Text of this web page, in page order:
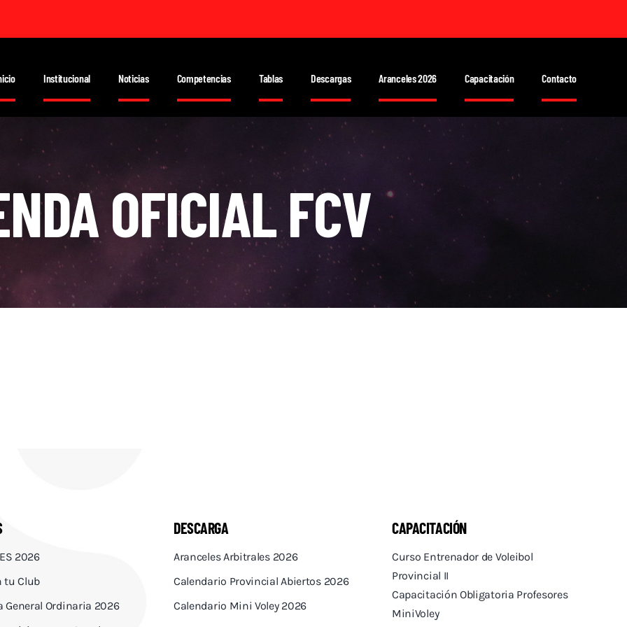
Institucional Noticias Competencias Tablas Descargas Aranceles 2026 Capacitación Contacto
OFICIAL FCV
2026
tu Club
General Ordinaria 2026
DESCARGA
Aranceles Arbitrales 2026
Calendario Provincial Abiertos 2026
Calendario Mini Voley 2026
CAPACITACIÓN
Curso Entrenador de Voleibol
Provincial II
Capacitación Obligatoria Profesores
MiniVoley